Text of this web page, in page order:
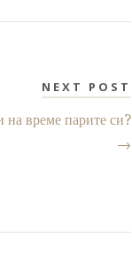
NEXT POST
на време парите си?
→